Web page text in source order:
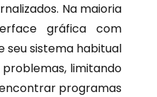
Na maioria
gráfica com
seu sistema habitual
limitando
programas